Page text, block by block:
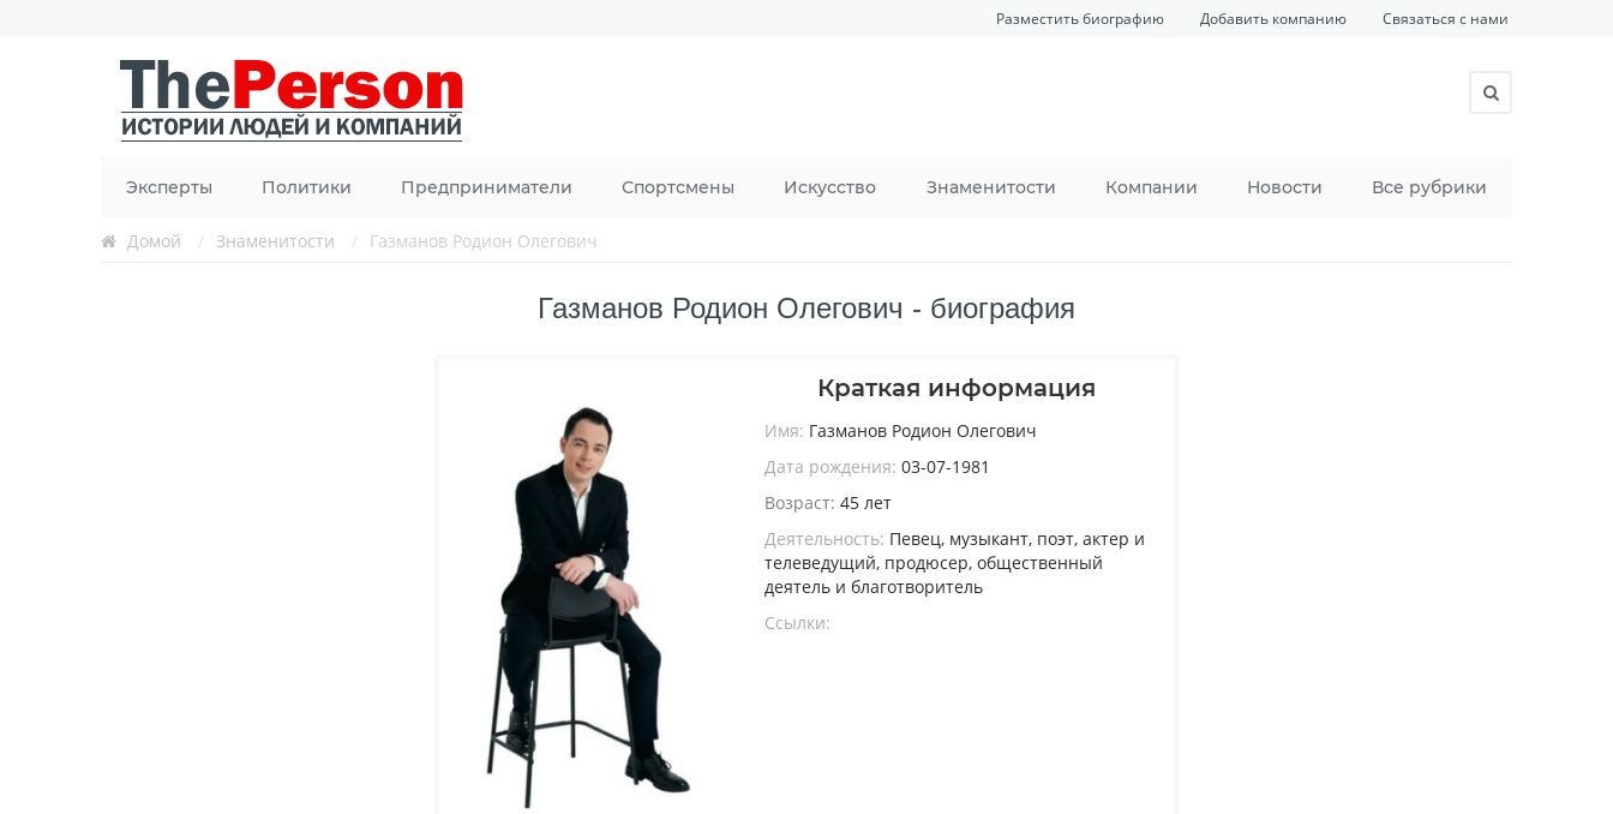
Разместить биографию Добавить компанию Связаться с нами
Эксперты Политики Предприниматели Спортсмены Искусство Знаменитости Компании Новости Все рубрики
Домой / Знаменитости / Газманов Родион Олегович
Газманов Родион Олегович - биография
Краткая информация
Имя: Газманов Родион Олегович
Дата рождения: 03-07-1981
Возраст: 45 лет
Деятельность: Певец, музыкант, поэт, актер и
телеведущий, продюсер, общественный
деятель и благотворитель
Ссылки: